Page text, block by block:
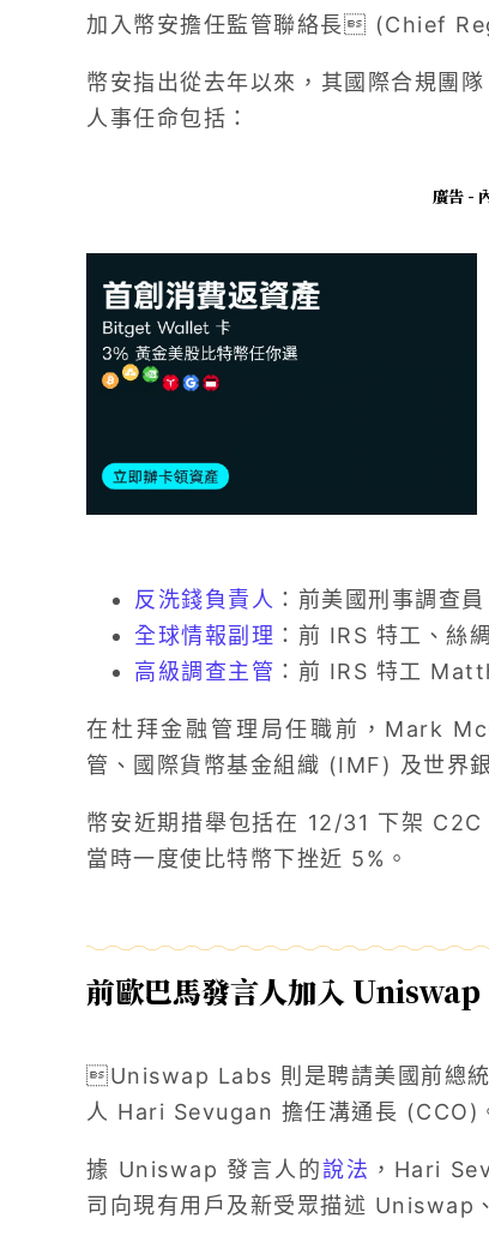
加入幣安擔任監管聯絡長 (Chief
幣安指出從去年以來，其國際合規團
人事任命包括：
廣告 -
反洗錢負責人 ：前美國刑事調查
全球情報副理 ：前 IRS 特工、
高級調查主管 ：前 IRS 特工
在杜拜金融管理局任職前，Mark
管、國際貨幣基金組織 (IMF) 及世界
幣安近期措舉包括在 12/31 下架 C2C
當時一度使比特幣下挫近 5%。
前歐巴馬發言人加入 Uniswap
Uniswap Labs 則是聘請美國前總
人 Hari Sevugan 擔任溝通長 (CCO)
據 Uniswap 發言人的說法 ，Hari
司向現有用戶及新受眾描述 Uniswap